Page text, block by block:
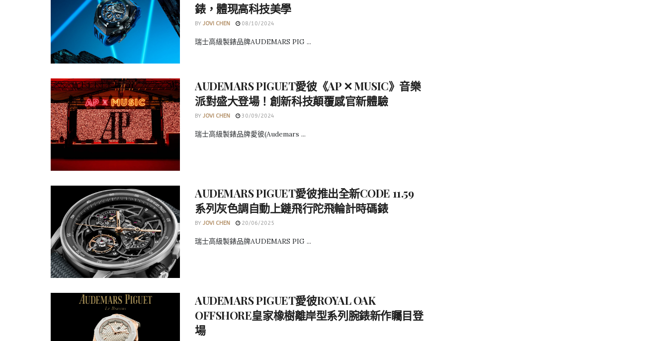
錶，體現高科技美學
BY JOVI CHEN 08/10/2024
瑞士高級製錶品牌AUDEMARS PIG ...
AUDEMARS PIGUET愛彼《AP ✕ MUSIC》音樂
派對盛大登場！創新科技顛覆感官新體驗
BY JOVI CHEN 30/09/2024
瑞士高級製錶品牌愛彼(Audemars ...
AUDEMARS PIGUET愛彼推出全新CODE 11.59
系列灰色調自動上鏈飛行陀飛輪計時碼錶
BY JOVI CHEN 20/06/2025
瑞士高級製錶品牌AUDEMARS PIG ...
AUDEMARS PIGUET愛彼ROYAL OAK
OFFSHORE皇家橡樹離岸型系列腕錶新作矚目登
場